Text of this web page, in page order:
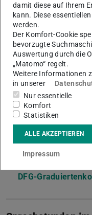
Arbeitsgebiet(e)
Stadt- und
Kontakt
frank@ifs.tu-...
+49 6151/16-
S3|13 315
Residenzschloss 1
64283 Darmstadt
Links
DFG-
damit diese auf Ihrem
kann. Diese
werden.
Der Komfort-Cookie
bevorzugte
Auswertung durch die
„Matomo“ regelt.
Weitere Informationen
in unserer
Nur essentielle
Komfort
Statistiken
ALLE AKZEPTIEREN
Impressum